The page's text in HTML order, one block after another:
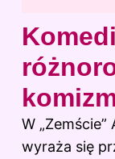
W
wyraża się